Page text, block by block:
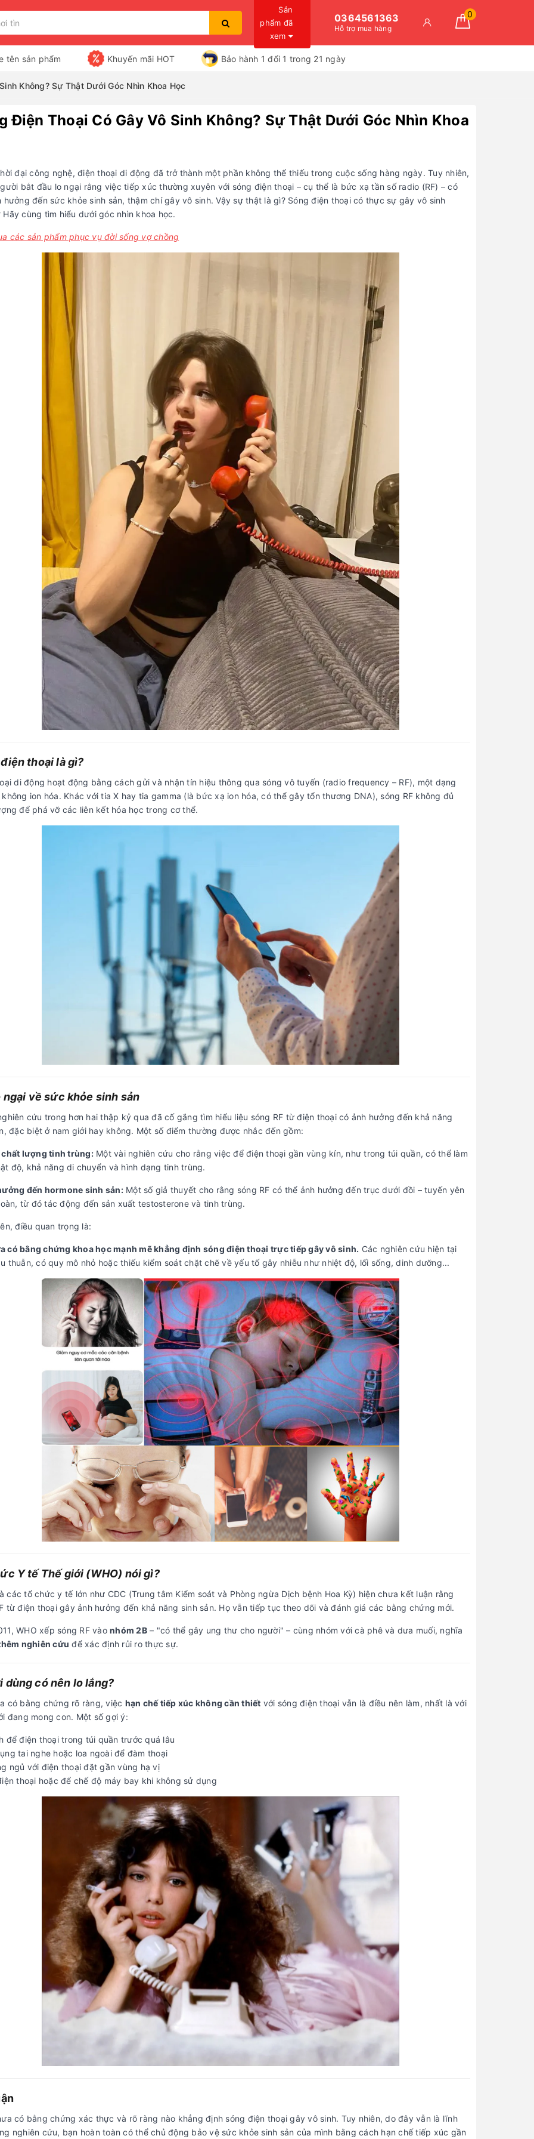
Sản
phẩm đã
xem
0364561363
Hỗ trợ mua hàng
0
tên sản phẩm Khuyến mãi HOT Bảo hành 1 đổi 1 trong 21 ngày
Không? Sự Thật Dưới Góc Nhìn Khoa Học
Điện Thoại Có Gây Vô Sinh Không? Sự Thật Dưới Góc Nhìn Khoa
đại công nghệ, điện thoại di động đã trở thành một phần không thể thiếu trong cuộc sống hàng ngày. Tuy nhiên,
bắt đầu lo ngại rằng việc tiếp xúc thường xuyên với sóng điện thoại – cụ thể là bức xạ tần số radio (RF) – có
hưởng đến sức khỏe sinh sản, thậm chí gây vô sinh. Vậy sự thật là gì? Sóng điện thoại có thực sự gây vô sinh
Hãy cùng tìm hiểu dưới góc nhìn khoa học.
các sản phẩm phục vụ đời sống vợ chồng
thoại là gì?
di động hoạt động bằng cách gửi và nhận tín hiệu thông qua sóng vô tuyến (radio frequency – RF), một dạng
ion hóa. Khác với tia X hay tia gamma (là bức xạ ion hóa, có thể gây tổn thương DNA), sóng RF không đủ
để phá vỡ các liên kết hóa học trong cơ thể.
ngại về sức khỏe sinh sản
cứu trong hơn hai thập kỷ qua đã cố gắng tìm hiểu liệu sóng RF từ điện thoại có ảnh hưởng đến khả năng
đặc biệt ở nam giới hay không. Một số điểm thường được nhắc đến gồm:
chất lượng tinh trùng:Một vài nghiên cứu cho rằng việc để điện thoại gần vùng kín, như trong túi quần, có thể làm
độ, khả năng di chuyển và hình dạng tinh trùng.
đến hormone sinh sản:Một số giả thuyết cho rằng sóng RF có thể ảnh hưởng đến trục dưới đồi – tuyến yên
từ đó tác động đến sản xuất testosterone và tinh trùng.
điều quan trọng là:
có bằng chứng khoa học mạnh mẽ khẳng định sóng điện thoại trực tiếp gây vô sinh. Các nghiên cứu hiện tại
thuẫn, có quy mô nhỏ hoặc thiếu kiểm soát chặt chẽ về yếu tố gây nhiễu như nhiệt độ, lối sống, dinh dưỡng...
Y tế Thế giới (WHO) nói gì?
các tổ chức y tế lớn như CDC (Trung tâm Kiểm soát và Phòng ngừa Dịch bệnh Hoa Kỳ) hiện chưa kết luận rằng
từ điện thoại gây ảnh hưởng đến khả năng sinh sản. Họ vẫn tiếp tục theo dõi và đánh giá các bằng chứng mới.
WHO xếp sóng RF vào nhóm 2B– "có thể gây ung thư cho người" – cùng nhóm với cà phê và dưa muối, nghĩa
nghiên cứu để xác định rủi ro thực sự.
dùng có nên lo lắng?
có bằng chứng rõ ràng, việc hạn chế tiếp xúc không cần thiết với sóng điện thoại vẫn là điều nên làm, nhất là với
đang mong con. Một số gợi ý:
để điện thoại trong túi quần trước quá lâu
tai nghe hoặc loa ngoài để đàm thoại
ngủ với điện thoại đặt gần vùng hạ vị
thoại hoặc để chế độ máy bay khi không sử dụng
có bằng chứng xác thực và rõ ràng nào khẳng định sóng điện thoại gây vô sinh. Tuy nhiên, do đây vẫn là lĩnh
nghiên cứu, bạn hoàn toàn có thể chủ động bảo vệ sức khỏe sinh sản của mình bằng cách hạn chế tiếp xúc gần